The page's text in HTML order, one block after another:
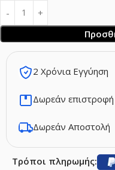
Τρόποι πληρωμής:
2 Χρόνια Εγγύηση
Δωρεάν
Δωρεάν Αποστολή